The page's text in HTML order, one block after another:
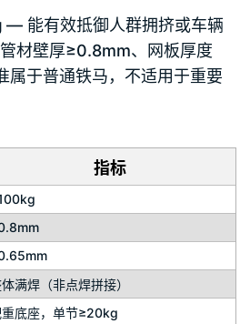
— 能有效抵御人群拥挤或车辆
材壁厚≥0.8mm、网板厚度
于普通铁马，不适用于重要
指标
满焊（非点焊拼接）
底座，单节≥20kg